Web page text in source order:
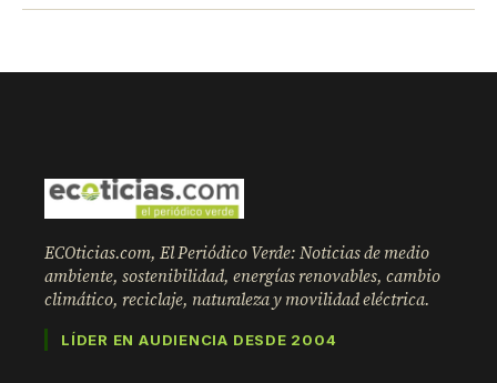
ECOticias.com, El Periódico Verde: Noticias de medio
ambiente, sostenibilidad, energías renovables, cambio
climático, reciclaje, naturaleza y movilidad eléctrica.
LÍDER EN AUDIENCIA DESDE 2004